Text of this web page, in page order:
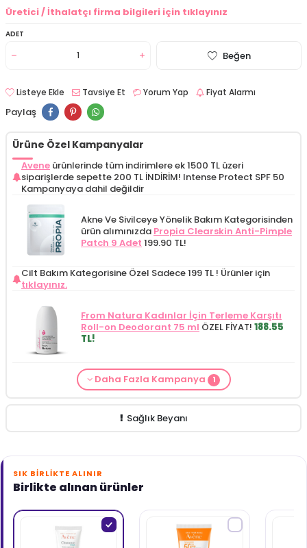
Üretici / İthalatçı firma bilgileri için tıklayınız
ADET
Beğen
Listeye Ekle Tavsiye Et Yorum Yap Fiyat Alarmı
Paylaş
Ürüne Özel Kampanyalar
Avene ürünlerinde tüm indirimlere ek 1500 TL üzeri
siparişlerde sepette 200 TL İNDİRİM! Intense Protect SPF 50
Kampanyaya dahil değildir
Akne Ve Sivilceye Yönelik Bakım Kategorisinden
ürün alımınızda Propia Clearskin Anti-Pimple
Patch 9 Adet 199.90 TL!
Cilt Bakım Kategorisine Özel Sadece 199 TL ! Ürünler için
tıklayınız.
From Natura Kadınlar İçin Terleme Karşıtı
Roll-on Deodorant 75 ml ÖZEL FİYAT! 188.55
TL!
Cilt Bakım ürünü siparişinizdeMamaaura
Daha Fazla Kampanya 1
Sağlık Beyanı
SIK BIRLIKTE ALINIR
Birlikte alınan ürünler